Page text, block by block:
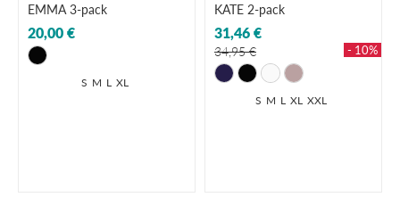
EMMA 3-pack
20,00 €
S M L XL
KATE 2-pack
31,46 €
34,95 € - 10%
S M L XL XXL